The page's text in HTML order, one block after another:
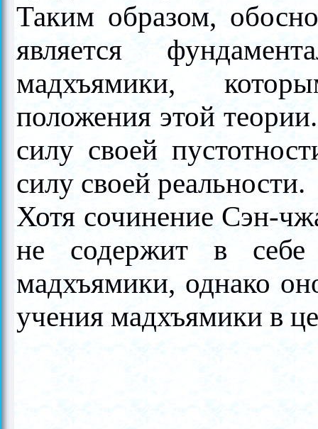
Таким образом,
является
мадхъямики,
положения этой
силу своей
силу своей реальности.
Хотя сочинение Сэн-
не содержит в себе
мадхъямики, однако
учения мадхъямики в